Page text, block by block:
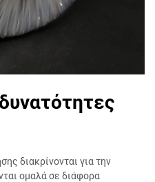
διακρίνονται για την
ομαλά σε διάφορα